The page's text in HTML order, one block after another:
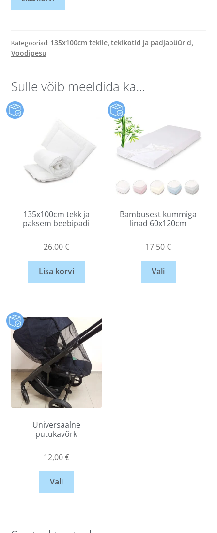
Kategooriad: 135x100cm tekile, tekikotid ja padjapüürid,
Voodipesu
Sulle võib meeldida ka…
135x100cm tekk ja
paksem beebipadi
26,00€
Lisa korvi
Bambusest kummiga
linad 60x120cm
17,50€
Vali
Universaalne
putukavõrk
12,00€
Vali